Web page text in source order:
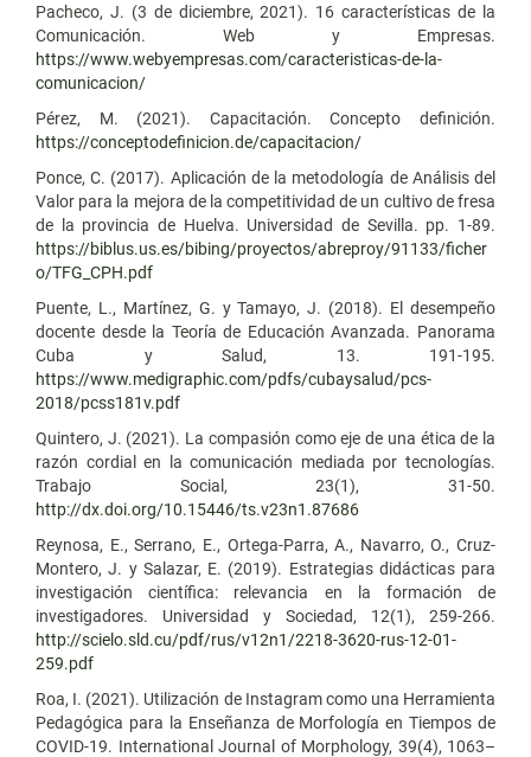
Pacheco, J. (3 de diciembre, 2021). 16 características de la
Comunicación. Web y Empresas.
https://www.webyempresas.com/caracteristicas-de-la-
comunicacion/
Pérez, M. (2021). Capacitación. Concepto definición.
https://conceptodefinicion.de/capacitacion/
Ponce, C. (2017). Aplicación de la metodología de Análisis del
Valor para la mejora de la competitividad de un cultivo de fresa
de la provincia de Huelva. Universidad de Sevilla. pp. 1-89.
https://biblus.us.es/bibing/proyectos/abreproy/91133/ficher
o/TFG_CPH.pdf
Puente, L., Martínez, G. y Tamayo, J. (2018). El desempeño
docente desde la Teoría de Educación Avanzada. Panorama
Cuba y Salud, 13. 191-195.
https://www.medigraphic.com/pdfs/cubaysalud/pcs-
2018/pcss181v.pdf
Quintero, J. (2021). La compasión como eje de una ética de la
razón cordial en la comunicación mediada por tecnologías.
Trabajo Social, 23(1), 31-50.
http://dx.doi.org/10.15446/ts.v23n1.87686
Reynosa, E., Serrano, E., Ortega-Parra, A., Navarro, O., Cruz-
Montero, J. y Salazar, E. (2019). Estrategias didácticas para
investigación científica: relevancia en la formación de
investigadores. Universidad y Sociedad, 12(1), 259-266.
http://scielo.sld.cu/pdf/rus/v12n1/2218-3620-rus-12-01-
259.pdf
Roa, I. (2021). Utilización de Instagram como una Herramienta
Pedagógica para la Enseñanza de Morfología en Tiempos de
COVID-19. International Journal of Morphology, 39(4), 1063–